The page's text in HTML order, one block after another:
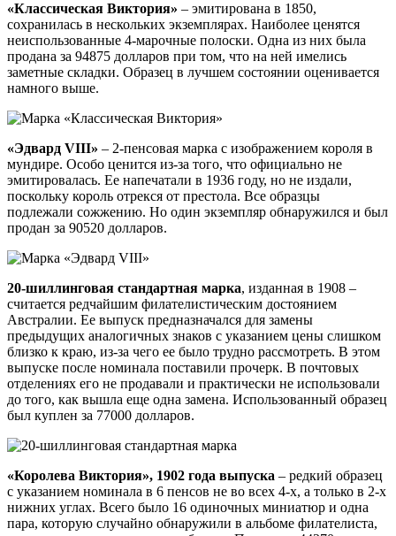
«Классическая Виктория» – эмитирована в 1850,
сохранилась в нескольких экземплярах. Наиболее ценятся
неиспользованные 4-марочные полоски. Одна из них была
продана за 94875 долларов при том, что на ней имелись
заметные складки. Образец в лучшем состоянии оценивается
намного выше.
«Эдвард VIII» – 2-пенсовая марка с изображением короля в
мундире. Особо ценится из-за того, что официально не
эмитировалась. Ее напечатали в 1936 году, но не издали,
поскольку король отрекся от престола. Все образцы
подлежали сожжению. Но один экземпляр обнаружился и был
продан за 90520 долларов.
20-шиллинговая стандартная марка, изданная в 1908 –
считается редчайшим филателистическим достоянием
Австралии. Ее выпуск предназначался для замены
предыдущих аналогичных знаков с указанием цены слишком
близко к краю, из-за чего ее было трудно рассмотреть. В этом
выпуске после номинала поставили прочерк. В почтовых
отделениях его не продавали и практически не использовали
до того, как вышла еще одна замена. Использованный образец
был куплен за 77000 долларов.
«Королева Виктория», 1902 года выпуска – редкий образец
с указанием номинала в 6 пенсов не во всех 4-х, а только в 2-х
нижних углах. Всего было 16 одиночных миниатюр и одна
пара, которую случайно обнаружили в альбоме филателиста,